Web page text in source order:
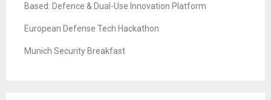
Based: Defence & Dual-Use Innovation Platform
European Defense Tech Hackathon
Munich Security Breakfast